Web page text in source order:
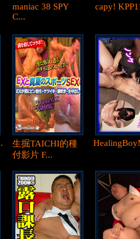
maniac 38 SPY
C...
capy!
生掘TAICHI的種
付影片 F...